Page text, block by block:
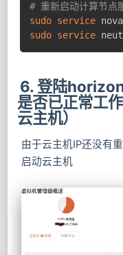
# 重新启动计算节点
sudo service
sudo service
6. 登陆
是否已正常工
云主机）
由于云主机IP还没有
启动云主机